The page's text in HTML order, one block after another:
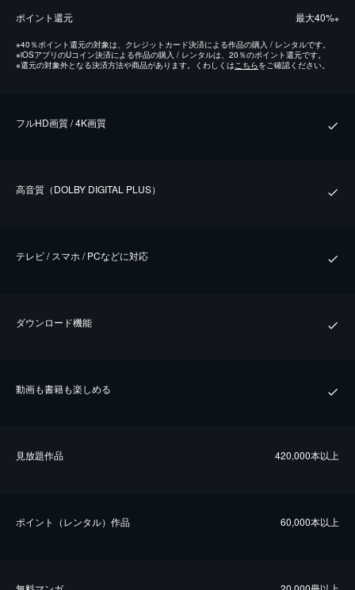
ポイント還元 最⼤40%※
※40％ポイント還元の対象は、クレジットカード決済による作品の購入 / レンタルです。
※iOSアプリのUコイン決済による作品の購入 / レンタルは、20％のポイント還元です。
※還元の対象外となる決済方法や商品があります。くわしくは こちらをご確認ください。
フルHD画質 / 4K画質
⾼⾳質（DOLBY DIGITAL PLUS）
テレビ / スマホ / PCなどに対応
ダウンロード機能
動画も書籍も楽しめる
⾒放題作品 420,000本以上
ポイント（レンタル）作品 60,000本以上